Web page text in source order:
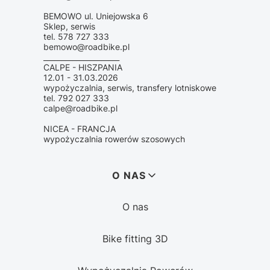
BEMOWO ul. Uniejowska 6
Sklep, serwis
tel. 578 727 333
bemowo@roadbike.pl
CALPE - HISZPANIA
12.01 - 31.03.2026
wypożyczalnia, serwis, transfery lotniskowe
tel. 792 027 333
calpe@roadbike.pl
NICEA - FRANCJA
wypożyczalnia rowerów szosowych
O NAS
O nas
Bike fitting 3D